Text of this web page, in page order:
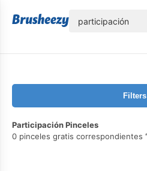
Filters
Participación Pinceles
0 pinceles gratis correspondientes